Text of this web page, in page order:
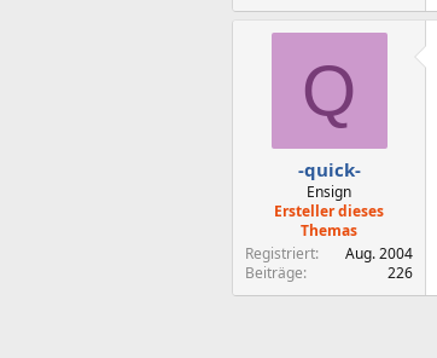
Q
-quick-
Ensign
Ersteller dieses
Themas
Registriert
Aug. 2004
Beiträge
226